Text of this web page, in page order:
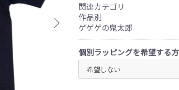
関連カテゴリ
作品別
ゲゲゲの鬼太郎
個別ラッピングを希望する